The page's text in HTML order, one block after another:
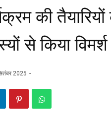
की
से किया विमर्श
2025